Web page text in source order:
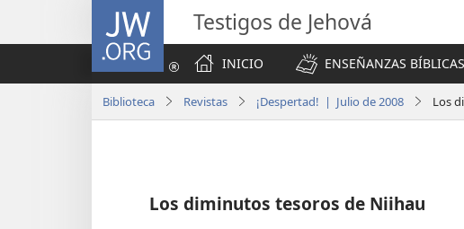
JW.ORG Testigos de Jehová
INICIO
ENSEÑANZAS BÍBLICAS
Biblioteca Revistas ¡Despertad! | Julio de 2008 Los
Los diminutos tesoros de Niihau